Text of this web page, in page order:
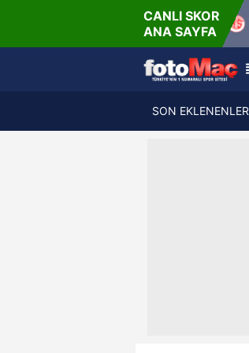
CANLI SKOR
ANA SAYFA
8.8.2026 - Cum
21:30
SON EKLENENLER